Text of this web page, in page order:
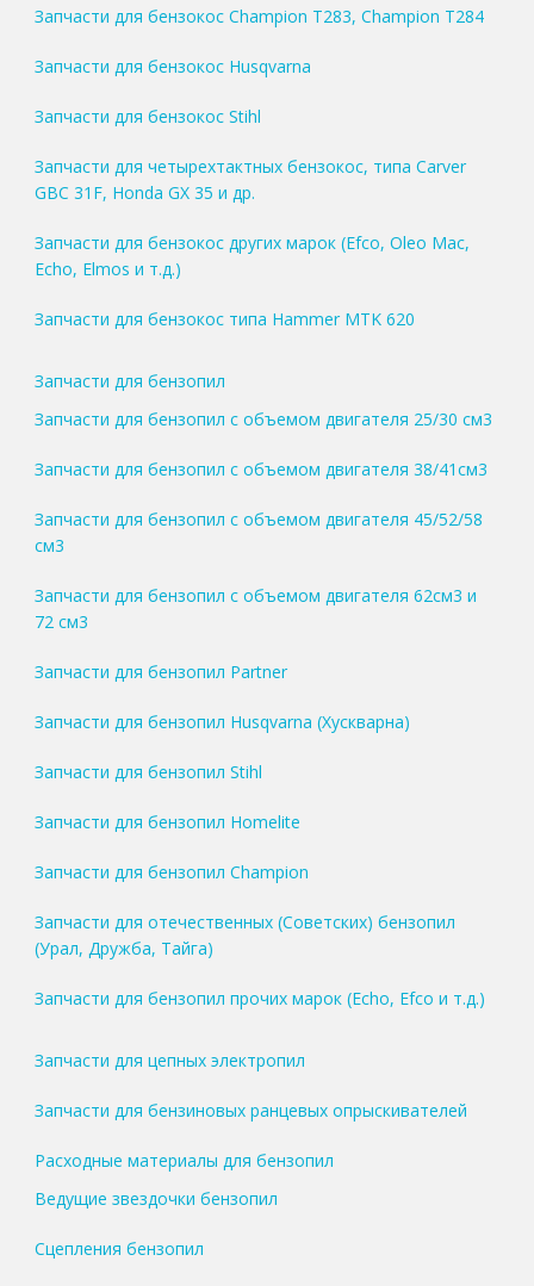
Запчасти для бензокос Champion T283, Champion T284
Запчасти для бензокос Husqvarna
Запчасти для бензокос Stihl
Запчасти для четырехтактных бензокос, типа Carver
GBC 31F, Honda GX 35 и др.
Запчасти для бензокос других марок (Efco, Oleo Mac,
Echo, Elmos и т.д.)
Запчасти для бензокос типа Hammer MTK 620
Запчасти для бензопил
Запчасти для бензопил с объемом двигателя 25/30 см3
Запчасти для бензопил с объемом двигателя 38/41см3
Запчасти для бензопил с объемом двигателя 45/52/58
см3
Запчасти для бензопил с объемом двигателя 62см3 и
72 см3
Запчасти для бензопил Partner
Запчасти для бензопил Husqvarna (Хускварна)
Запчасти для бензопил Stihl
Запчасти для бензопил Homelite
Запчасти для бензопил Champion
Запчасти для отечественных (Советских) бензопил
(Урал, Дружба, Тайга)
Запчасти для бензопил прочих марок (Echo, Efco и т.д.)
Запчасти для цепных электропил
Запчасти для бензиновых ранцевых опрыскивателей
Расходные материалы для бензопил
Ведущие звездочки бензопил
Сцепления бензопил